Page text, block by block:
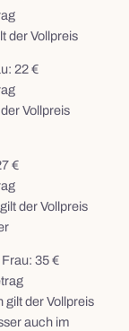
der Vollpreis
22 €
Vollpreis
€
der Vollpreis
35 €
gilt der Vollpreis
auch im